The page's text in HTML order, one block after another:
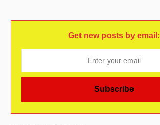
Get new posts by email: